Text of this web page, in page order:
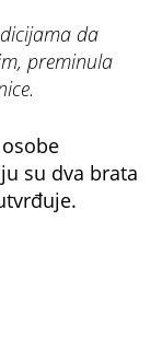
da
preminula
su dva brata